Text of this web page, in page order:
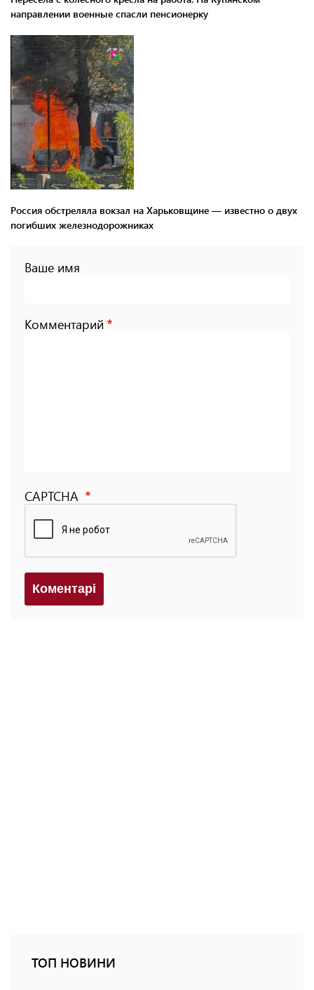
направлении военные спасли пенсионерку
Россия обстреляла вокзал на Харьковщине — известно о двух
погибших железнодорожниках
Ваше имя
Комментарий
CAPTCHA
Коментарi
ТОП НОВИНИ